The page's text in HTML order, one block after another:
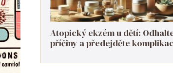
Atopický ekzém u dětí:
příčiny a předejděte